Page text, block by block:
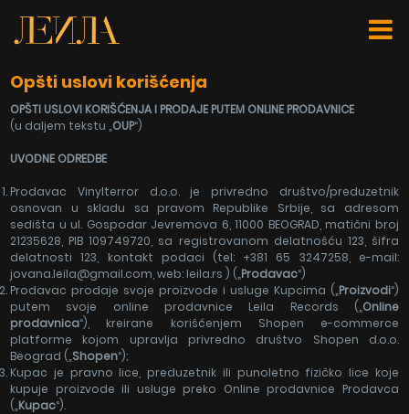
Opšti uslovi korišćenja
OPŠTI USLOVI KORIŠĆENJA I PRODAJE PUTEM ONLINE PRODAVNICE
(u daljem tekstu „OUP“)
UVODNE ODREDBE
Prodavac Vinylterror d.o.o. je privredno društvo/preduzetnik
osnovan u skladu sa pravom Republike Srbije, sa adresom
sedišta u ul. Gospodar Jevremova 6, 11000 BEOGRAD, matični broj
21235628, PIB 109749720, sa registrovanom delatnošću 123, šifra
delatnosti 123, kontakt podaci (tel: +381 65 3247258, e-mail:
jovana.leila@gmail.com, web: leila.rs ) („Prodavac“)
Prodavac prodaje svoje proizvode i usluge Kupcima („Proizvodi“)
putem svoje online prodavnice Leila Records („Online
prodavnica“), kreirane korišćenjem Shopen e-commerce
platforme kojom upravlja privredno društvo Shopen d.o.o.
Beograd („Shopen“);
Kupac je pravno lice, preduzetnik ili punoletno fizičko lice koje
kupuje proizvode ili usluge preko Online prodavnice Prodavca
(„Kupac“).